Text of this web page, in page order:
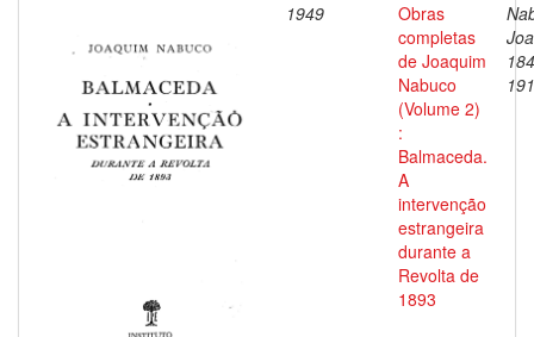
1949
Obras
completas
de Joaquim
Nabuco
(Volume 2)
:
Balmaceda.
A
intervenção
estrangeira
durante a
Revolta de
1893